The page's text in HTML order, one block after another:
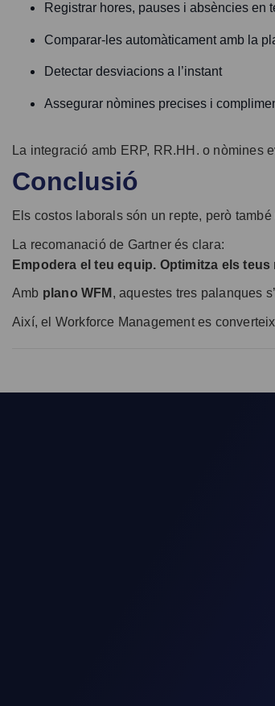
Registrar hores, pauses i absències en
Comparar-les automàticament amb la
Detectar desviacions a l’instant
Assegurar nòmines precises i
La integració amb ERP, RR.HH. o nòmines
Conclusió
Els costos laborals són un repte, però
La recomanació de Gartner és clara:
Empodera el teu equip. Optimitza els
Amb plano WFM , aquestes tres palanques
Així, el Workforce Management es